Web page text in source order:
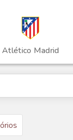
Atlético Madrid